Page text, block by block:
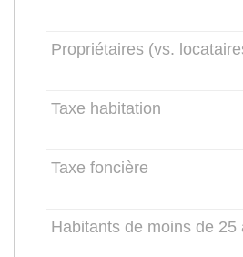
Propriétaires (vs.
Taxe habitation
Taxe foncière
Habitants de moins de 25